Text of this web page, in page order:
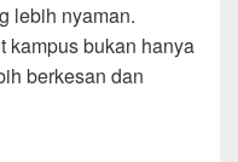
lebih nyaman.
kampus bukan hanya
berkesan dan